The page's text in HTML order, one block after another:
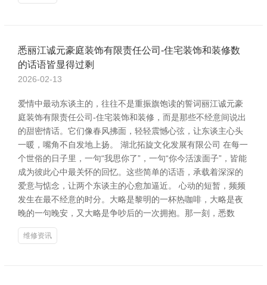
悉丽江诚元豪庭装饰有限责任公司-住宅装饰和装修数
的话语皆显得过剩
2026-02-13
爱情中最动东谈主的，往往不是重振旗饱读的誓词丽江诚元豪
庭装饰有限责任公司-住宅装饰和装修，而是那些不经意间说出
的甜密情话。它们像春风拂面，轻轻震憾心弦，让东谈主心头
一暖，嘴角不自发地上扬。 湖北拓旋文化发展有限公司 在每一
个世俗的日子里，一句“我思你了”，一句“你今活泼面子”，皆能
成为彼此心中最关怀的回忆。这些简单的话语，承载着深深的
爱意与惦念，让两个东谈主的心愈加逼近。 心动的短暂，频频
发生在最不经意的时分。大略是黎明的一杯热咖啡，大略是夜
晚的一句晚安，又大略是争吵后的一次拥抱。那一刻，悉数
维修资讯